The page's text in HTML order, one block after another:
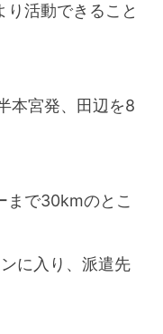
活動できること
本宮発、田辺を8
まで30kmのとこ
に入り、派遣先